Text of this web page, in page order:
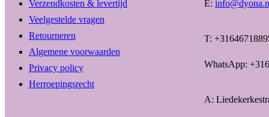
Verzendkosten & levertijd
Veelgestelde vragen
Retourneren
Algemene voorwaarden
Privacy policy
Herroepingsrecht
E:
T:
WhatsApp:
A: